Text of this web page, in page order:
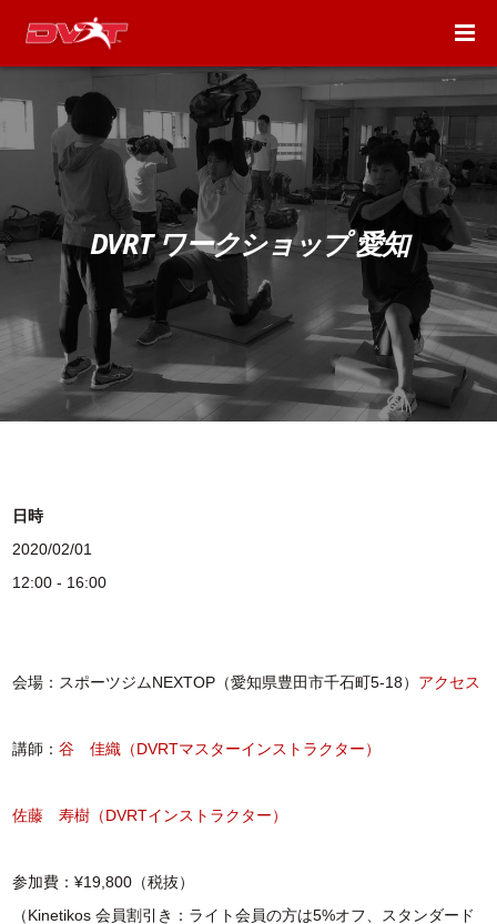
DVRT ワークショップ 愛知
日時
2020/02/01
12:00 - 16:00
会場：スポーツジムNEXTOP（愛知県豊田市千石町5-18） アクセス
講師：谷 佳織（DVRTマスターインストラクター）
佐藤 寿樹（DVRTインストラクター）
参加費：¥19,800（税抜）
（Kinetikos 会員割引き：ライト会員の方は5%オフ、スタンダード